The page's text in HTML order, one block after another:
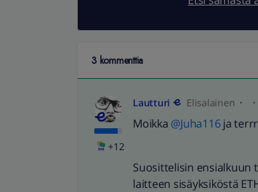
3 kommenttia
+12
Lautturi Elisalainen
Moikka @Juha116ja
Suosittelisin ensialkuun
laitteen sisäyksiköstä